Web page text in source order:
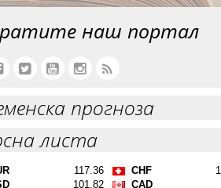
наш портал
прогноза
листа